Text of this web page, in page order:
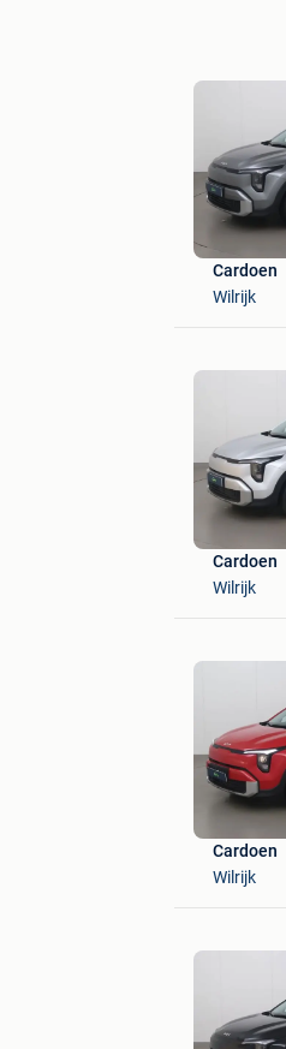
Cardoen
Wilrijk
Cardoen
Wilrijk
Cardoen
Wilrijk